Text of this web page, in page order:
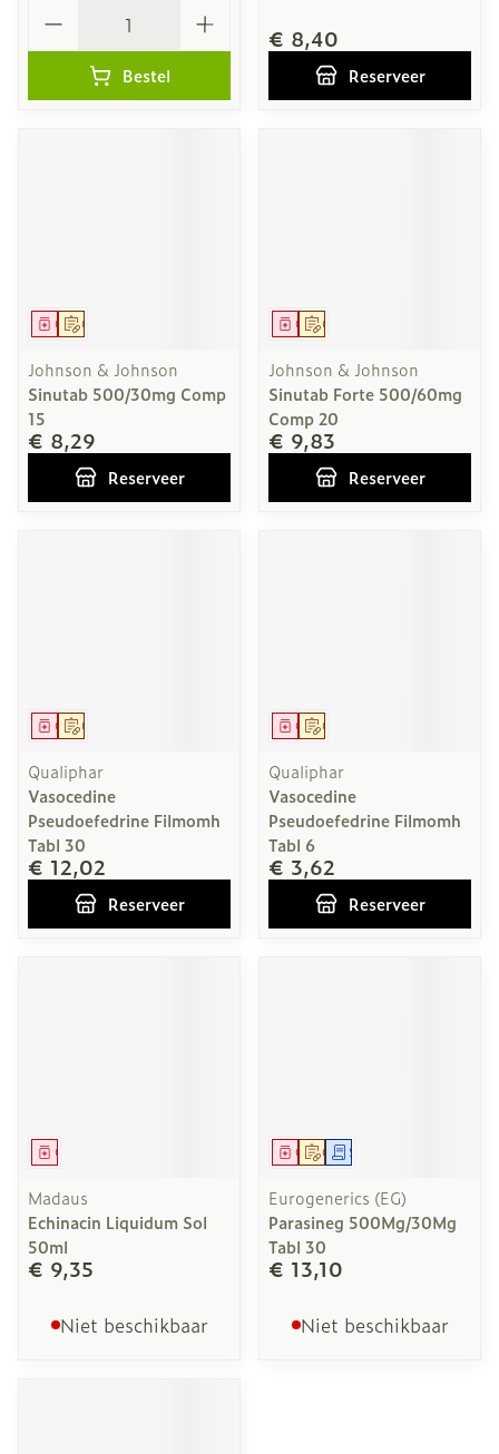
Bestel
€ 8,40
Reserveer
Op voorschrift
Geneesmiddel
Johnson & Johnson
Sinutab 500/30mg Comp
15
€ 8,29
Reserveer
Op voorschrift
Geneesmiddel
Johnson & Johnson
Sinutab Forte 500/60mg
Comp 20
€ 9,83
Reserveer
Op voorschrift
Geneesmiddel
Qualiphar
Vasocedine
Pseudoefedrine Filmomh
Tabl 30
€ 12,02
Reserveer
Op voorschrift
Geneesmiddel
Qualiphar
Vasocedine
Pseudoefedrine Filmomh
Tabl 6
€ 3,62
Reserveer
Geneesmiddel
Madaus
Echinacin Liquidum Sol
50ml
€ 9,35
Niet beschikbaar
Op voorschrift
GeneesmiddelSchriftelijke aanvraag
Eurogenerics (EG)
Parasineg 500Mg/30Mg
Tabl 30
€ 13,10
Niet beschikbaar